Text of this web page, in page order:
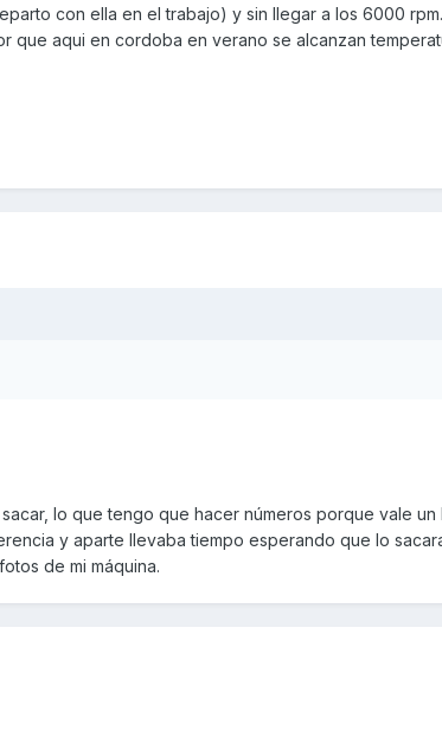
con ella en el trabajo) y sin llegar a los 6000
que aqui en cordoba en verano se alcanzan
lo que tengo que hacer números porque vale un
y aparte llevaba tiempo esperando que lo
de mi máquina.